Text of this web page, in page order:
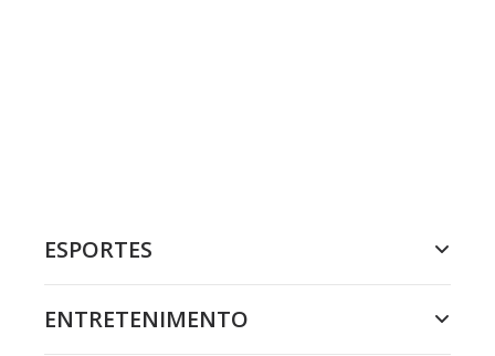
ESPORTES
ENTRETENIMENTO